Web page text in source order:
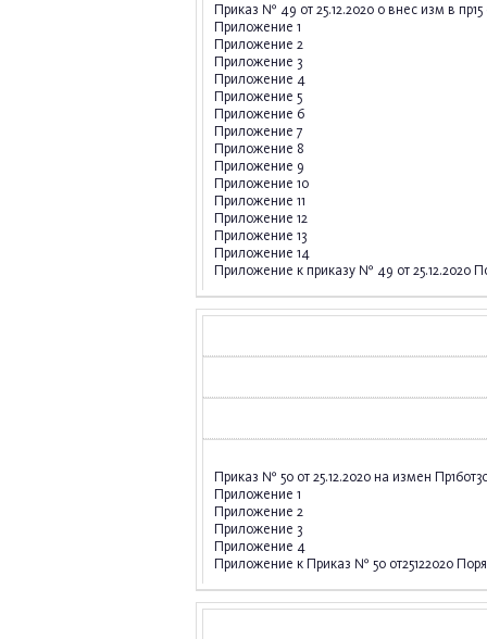
Приказ № 49 от 25.12.2020 о внес изм в пр15
Приложение 1
Приложение 2
Приложение 3
Приложение 4
Приложение 5
Приложение 6
Приложение 7
Приложение 8
Приложение 9
Приложение 10
Приложение 11
Приложение 12
Приложение 13
Приложение 14
Приложение к приказу № 49 от 25.12.2020
Приказ № 50 от 25.12.2020 на измен
Приложение 1
Приложение 2
Приложение 3
Приложение 4
Приложение к Приказ № 50 от25122020